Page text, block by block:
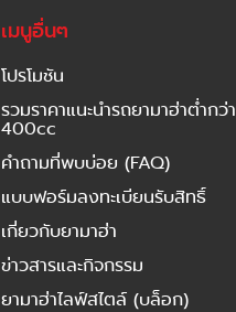
เมนูอื่นๆ
โปรโมชัน
รวมราคาแนะนำรถยามาฮ่าต่ำกว่า
400cc
คำถามที่พบบ่อย (FAQ)
แบบฟอร์มลงทะเบียนรับสิทธิ์
เกี่ยวกับยามาฮ่า
ข่าวสารและกิจกรรม
ยามาฮ่าไลฟ์สไตล์ (บล็อก)